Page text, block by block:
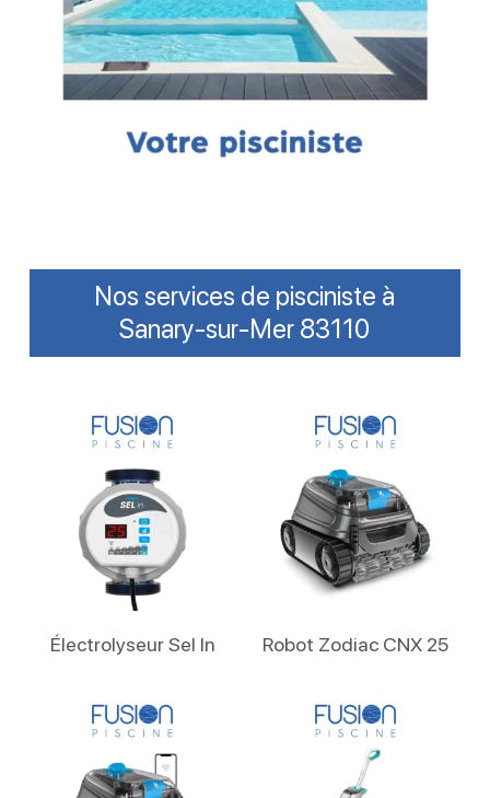
Nos services de pisciniste à
Sanary-sur-Mer 83110
Électrolyseur Sel In Robot Zodiac CNX 25